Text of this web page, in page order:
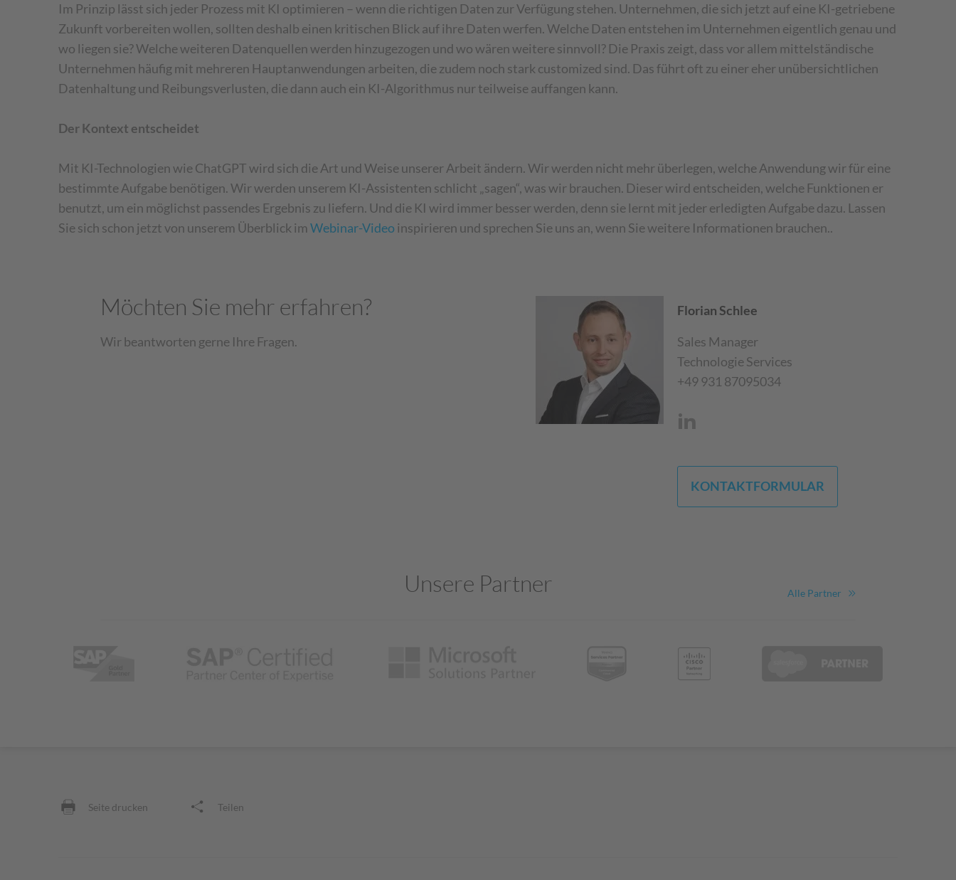
Im Prinzip lässt sich jeder Prozess mit KI optimieren – wenn die richtigen Daten zur Verfügung stehen. Unternehmen, die sich jetzt auf eine KI-getriebene
Zukunft vorbereiten wollen, sollten deshalb einen kritischen Blick auf ihre Daten werfen. Welche Daten entstehen im Unternehmen eigentlich genau und
wo liegen sie? Welche weiteren Datenquellen werden hinzugezogen und wo wären weitere sinnvoll? Die Praxis zeigt, dass vor allem mittelständische
Unternehmen häufig mit mehreren Hauptanwendungen arbeiten, die zudem noch stark customized sind. Das führt oft zu einer eher unübersichtlichen
Datenhaltung und Reibungsverlusten, die dann auch ein KI-Algorithmus nur teilweise auffangen kann.
Der Kontext entscheidet
Mit KI-Technologien wie ChatGPT wird sich die Art und Weise unserer Arbeit ändern. Wir werden nicht mehr überlegen, welche Anwendung wir für eine
bestimmte Aufgabe benötigen. Wir werden unserem KI-Assistenten schlicht „sagen“, was wir brauchen. Dieser wird entscheiden, welche Funktionen er
benutzt, um ein möglichst passendes Ergebnis zu liefern. Und die KI wird immer besser werden, denn sie lernt mit jeder erledigten Aufgabe dazu. Lassen
Sie sich schon jetzt von unserem Überblick imWebinar-Videoinspirieren und sprechen Sie uns an, wenn Sie weitere Informationen brauchen..
Möchten Sie mehr erfahren?
Wir beantworten gerne Ihre Fragen.
Florian Schlee
Sales Manager
Technologie Services
+49 931 87095034
KONTAKTFORMULAR
Unsere Partner Alle Partner
Seite drucken Teilen